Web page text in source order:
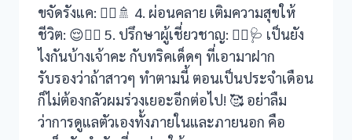
Panel
Panel
panel
panel
ขจัดรังแค: 💆‍♀️🚿 4. ผ่อนคลาย เติมความสุขให้
ชีวิต: 😌🧘‍♀️ 5. ปรึกษาผู้เชี่ยวชาญ: 👩‍⚕️🩺 เป็นยัง
ไงกันบ้างเจ้าคะ กับทริคเด็ดๆ ที่เอามาฝาก
รับรองว่าถ้าสาวๆ ทำตามนี้ ตอนเป็นประจำเดือน
ก็ไม่ต้องกลัวผมร่วงเยอะอีกต่อไป! 🥰 อย่าลืม
ว่าการดูแลตัวเองทั้งภายในและภายนอก คือ